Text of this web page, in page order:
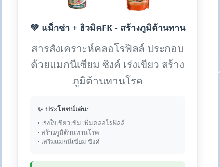
💚 แม็กซ่า + ฮิวมิคFK - สร้างภูมิต้านทาน
สารสังเคราะห์คลอโรฟิลล์ ประกอบ
ด้วยแมกนีเซียม ซิงค์ เร่งเขียว สร้าง
ภูมิต้านทานโรค
✨ ประโยชน์เด่น:
• เร่งใบเขียวเข้ม เพิ่มคลอโรฟิลล์
• สร้างภูมิต้านทานโรค
• เสริมแมกนีเซียม ซิงค์